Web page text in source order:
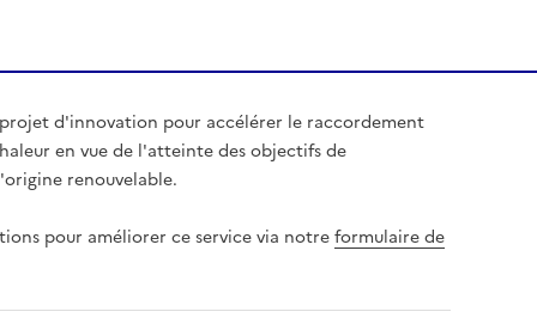
d'innovation pour accélérer le raccordement
en vue de l'atteinte des objectifs de
renouvelable.
pour améliorer ce service via notreformulaire de